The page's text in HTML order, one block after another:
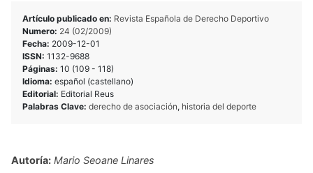
Artículo publicado en: Revista Española de Derecho Deportivo
Numero: 24 (02/2009)
Fecha: 2009-12-01
ISSN: 1132-9688
Páginas: 10 (109 - 118)
Idioma: español (castellano)
Editorial: Editorial Reus
Palabras Clave: derecho de asociación, historia del deporte
Autoría: Mario Seoane Linares